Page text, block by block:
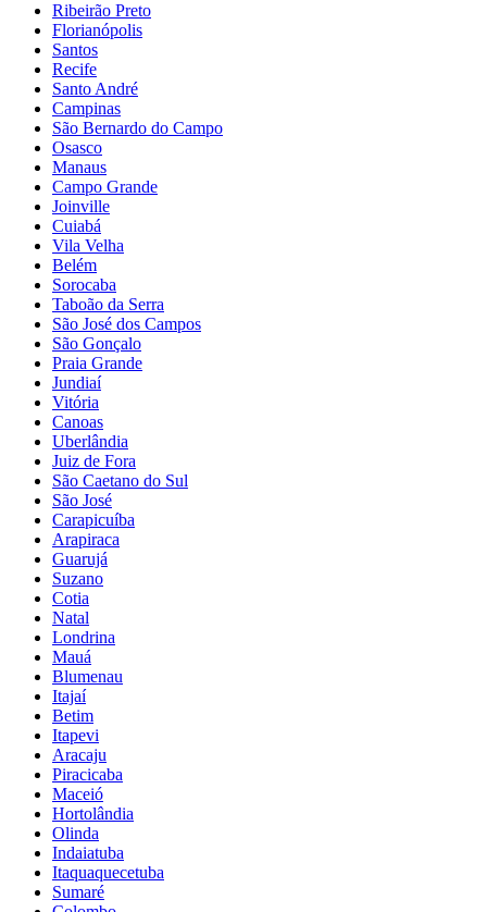
Ribeirão Preto
Florianópolis
Santos
Recife
Santo André
Campinas
São Bernardo do Campo
Osasco
Manaus
Campo Grande
Joinville
Cuiabá
Vila Velha
Belém
Sorocaba
Taboão da Serra
São José dos Campos
São Gonçalo
Praia Grande
Jundiaí
Vitória
Canoas
Uberlândia
Juiz de Fora
São Caetano do Sul
São José
Carapicuíba
Arapiraca
Guarujá
Suzano
Cotia
Natal
Londrina
Mauá
Blumenau
Itajaí
Betim
Itapevi
Aracaju
Piracicaba
Maceió
Hortolândia
Olinda
Indaiatuba
Itaquaquecetuba
Sumaré